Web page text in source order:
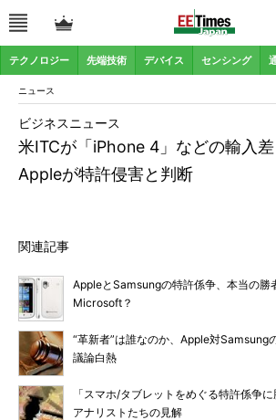
テクノロジー 先端技術 デバイス センシング
ニュース
米ITCが「iPhone 4」などの輸入差
Appleが特許侵害と判断
ビジネスニュース
関連記事
AppleとSamsungの特許係争、本当の勝
Microsoft？
“革新者”は誰なのか、Apple対Samsung
議論白熱
「スマホ/タブレットをめぐる特許係争に
アナリストたちの見解